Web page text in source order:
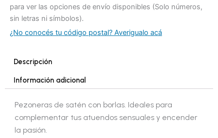
para ver las opciones de envío disponibles (Solo números,
sin letras ni símbolos).
¿No conocés tu código postal? Averigualo acá
Descripción
Información adicional
Pezoneras de satén con borlas. Ideales para
complementar tus atuendos sensuales y encender
la pasión.